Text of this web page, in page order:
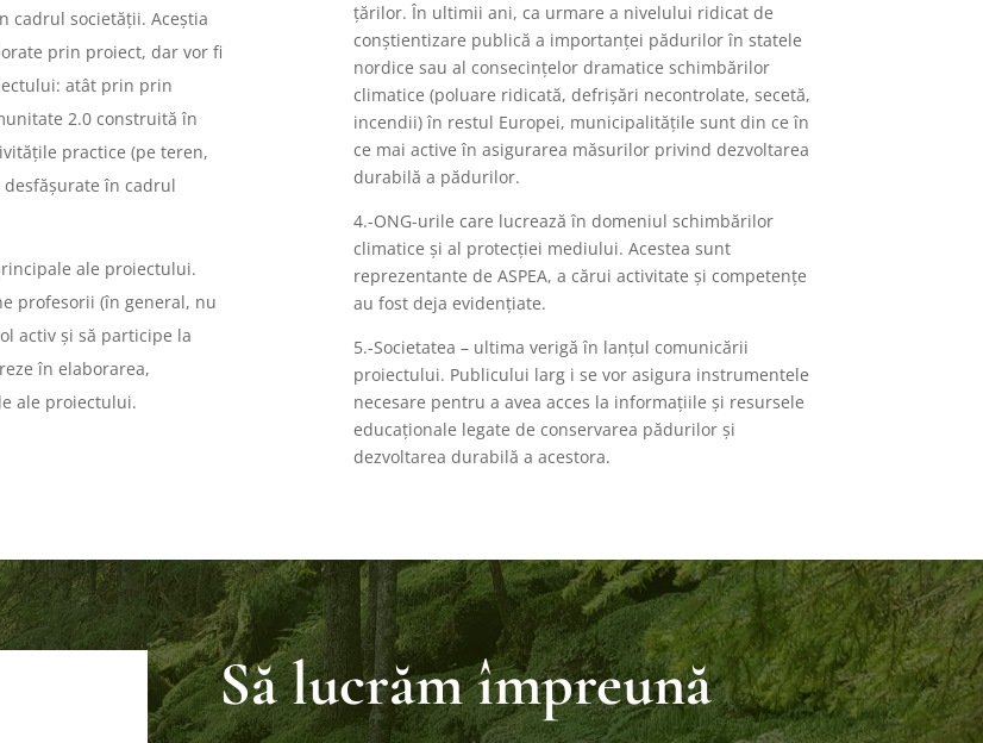
cadrul societății. Aceștia
prin proiect, dar vor fi
atât prin prin
2.0 construită în
practice (pe teren,
în cadrul
ale proiectului.
profesorii (în general, nu
activ și să participe la
în elaborarea,
ale proiectului.
țărilor. În ultimii ani, ca urmare a nivelului ridicat de
conștientizare publică a importanței pădurilor în statele
nordice sau al consecințelor dramatice schimbărilor
climatice (poluare ridicată, defrișări necontrolate, secetă,
incendii) în restul Europei, municipalitățile sunt din ce în
ce mai active în asigurarea măsurilor privind dezvoltarea
durabilă a pădurilor.
4.-ONG-urile care lucrează în domeniul schimbărilor
climatice și al protecției mediului. Acestea sunt
reprezentante de ASPEA, a cărui activitate și competențe
au fost deja evidențiate.
5.-Societatea – ultima verigă în lanțul comunicării
proiectului. Publicului larg i se vor asigura instrumentele
necesare pentru a avea acces la informațiile și resursele
educaționale legate de conservarea pădurilor și
dezvoltarea durabilă a acestora.
Să lucrăm împreună